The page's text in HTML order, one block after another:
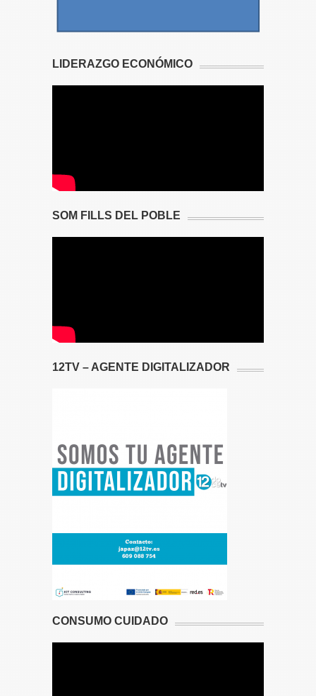
LIDERAZGO ECONÓMICO
SOM FILLS DEL POBLE
12TV – AGENTE DIGITALIZADOR
CONSUMO CUIDADO